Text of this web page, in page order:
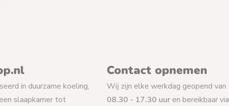
in duurzame koeling,
slaapkamer tot
Contact opnemen
Wij zijn elke werkdag geopend van
08.30 - 17.30 uur en bereikbaar via